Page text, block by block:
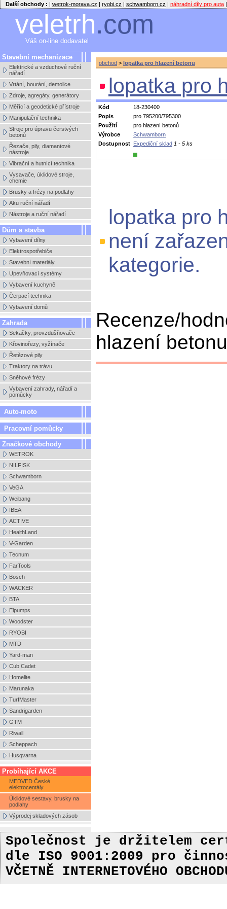
Další obchody : | wetrok-morava.cz | ryobi.cz | schwamborn.cz | náhradní díly pro auta |
veletrh.com
Váš on-line dodavatel
Stavební mechanizace
Elektrické a vzduchové ruční
nářadí
Vrtání, bourání, demolice
Zdroje, agregáty, generátory
Měřící a geodetické přístroje
Manipulační technika
Stroje pro úpravu čerstvých
betonů
Řezače, pily, diamantové
nástroje
Vibrační a hutnící technika
Vysavače, úklidové stroje,
chemie
Brusky a frézy na podlahy
Aku ruční nářadí
Nástroje a ruční nářadí
Dům a stavba
Vybavení dílny
Elektrospotřebiče
Stavební materiály
Upevňovací systémy
Vybavení kuchyně
Čerpací technika
Vybavení domů
Zahrada
Sekačky, provzdušňovače
Křovinořezy, vyžínače
Řetězové pily
Traktory na trávu
Sněhové frézy
Vybavení zahrady, nářadí a
pomůcky
Auto-moto
Pracovní pomůcky
Značkové obchody
WETROK
NILFISK
Schwamborn
VeGA
Weibang
IBEA
ACTIVE
HealthLand
V-Garden
Tecnum
FarTools
Bosch
WACKER
BTA
Elpumps
Woodster
RYOBI
MTD
Yard-man
Cub Cadet
Homelite
Marunaka
TurfMaster
Sandrigarden
GTM
Riwall
Scheppach
Husqvarna
Probíhající AKCE
MEDVED České
elektrocentály
Úklidové sestavy, brusky na
podlahy
Výprodej skladových zásob
obchod > lopatka pro hlazení betonu
lopatka pro
Kód
18-230400
Popis
pro 795200/795300
Použití
pro hlazení betonů
Výrobce
Schwamborn
Dostupnost Expediční sklad 1 - 5 ks
lopatka pro
není
kategorie.
Recenze/
hlazení
Společnost je držitelem
dle ISO 9001:2009 pro
VČETNĚ INTERNETOVÉHO